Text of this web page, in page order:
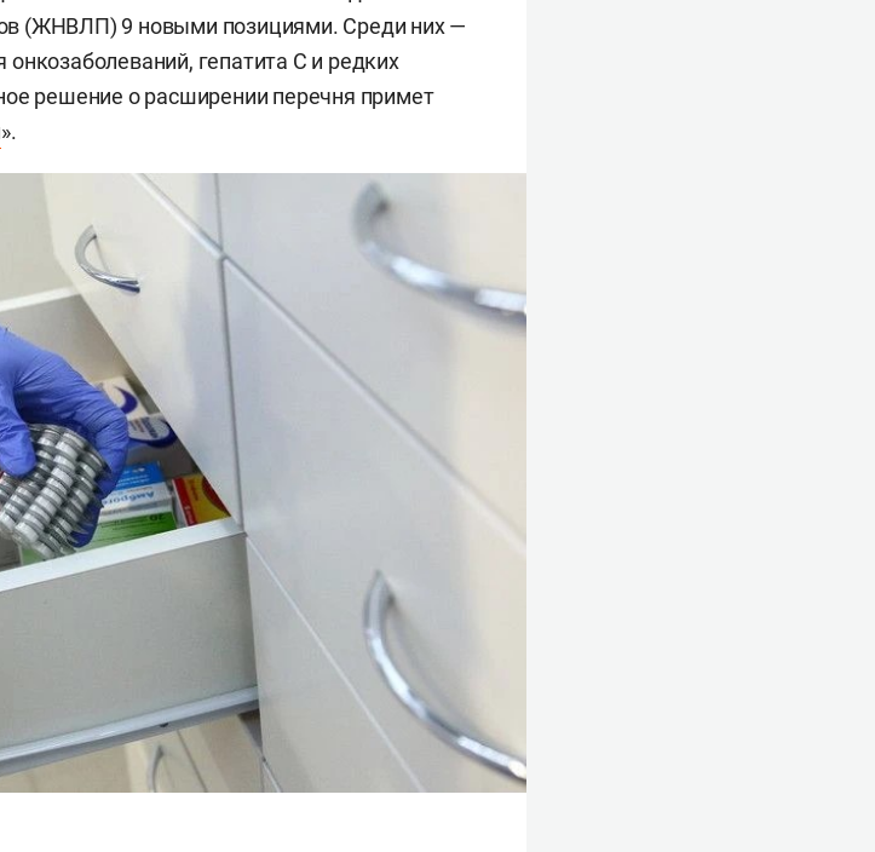
(ЖНВЛП) 9 новыми позициями. Среди них —
гепатита С и редких
решение о расширении перечня примет
».